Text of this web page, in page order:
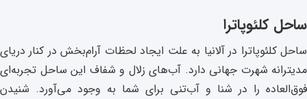
ساحل کلئوپاترا
ساحل کلئوپاترا در آلانیا به علت ایجاد لحظات آرام‌بخش در کنار دریای
مدیترانه شهرت جهانی دارد. آب‌های زلال و شفاف این ساحل تجربه‌ای
فوق‌العاده را در شنا و آب‌تنی برای شما به وجود می‌آورد. شنیدن